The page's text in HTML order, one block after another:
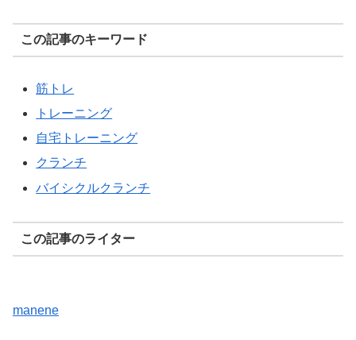
この記事のキーワード
筋トレ
トレーニング
自宅トレーニング
クランチ
バイシクルクランチ
この記事のライター
manene